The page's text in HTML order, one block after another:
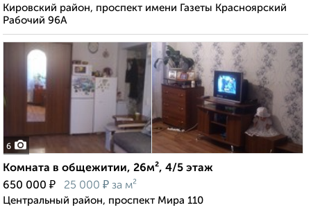
Кировский район, проспект имени Газеты Красноярский
Рабочий 96А
6
Комната в общежитии, 26м², 4/5 этаж
650 000 ₽ 25 000 ₽ за м²
Центральный район, проспект Мира 110